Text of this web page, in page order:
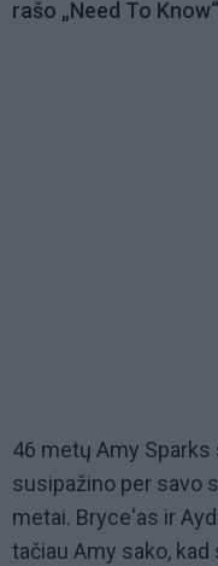
rašo „Need To
46 metų Amy
susipažino per savo
metai. Bryce'as ir
tačiau Amy sako,